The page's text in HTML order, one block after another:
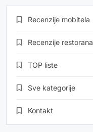
Recenzije mobitela
Recenzije restorana
TOP liste
Sve kategorije
Kontakt